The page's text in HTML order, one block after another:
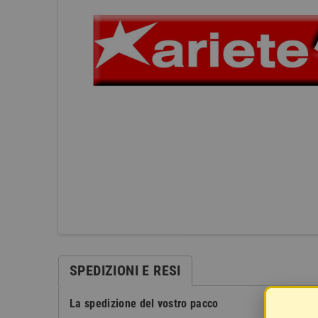
SPEDIZIONI E RESI
La spedizione del vostro pacco